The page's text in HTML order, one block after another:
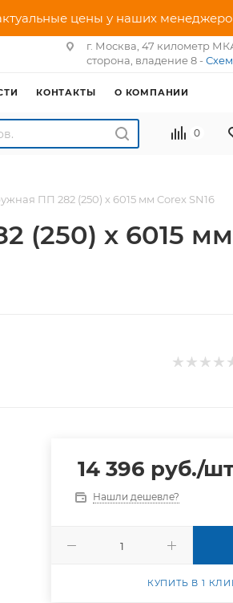
цены у наших
г. Москва, 47 километр
сторона, владение 8 -
КОНТАКТЫ О КОМПАНИИ
0
ПП 282 (250) х 6015 мм Corex SN16
(250) х 6015 мм
14 396 руб./
Нашли дешевле?
КУПИТЬ В 1